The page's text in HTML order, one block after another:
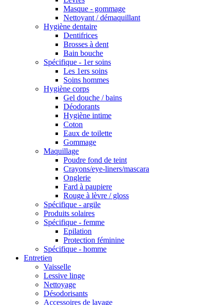
Masque - gommage
Nettoyant / démaquillant
Hygiène dentaire
Dentifrices
Brosses à dent
Bain bouche
Spécifique - 1er soins
Les 1ers soins
Soins hommes
Hygiène corps
Gel douche / bains
Déodorants
Hygiène intime
Coton
Eaux de toilette
Gommage
Maquillage
Poudre fond de teint
Crayons/eye-liners/mascara
Onglerie
Fard à paupiere
Rouge à lèvre / gloss
Spécifique - argile
Produits solaires
Spécifique - femme
Epilation
Protection féminine
Spécifique - homme
Entretien
Vaisselle
Lessive linge
Nettoyage
Désodorisants
Accessoires de lavage